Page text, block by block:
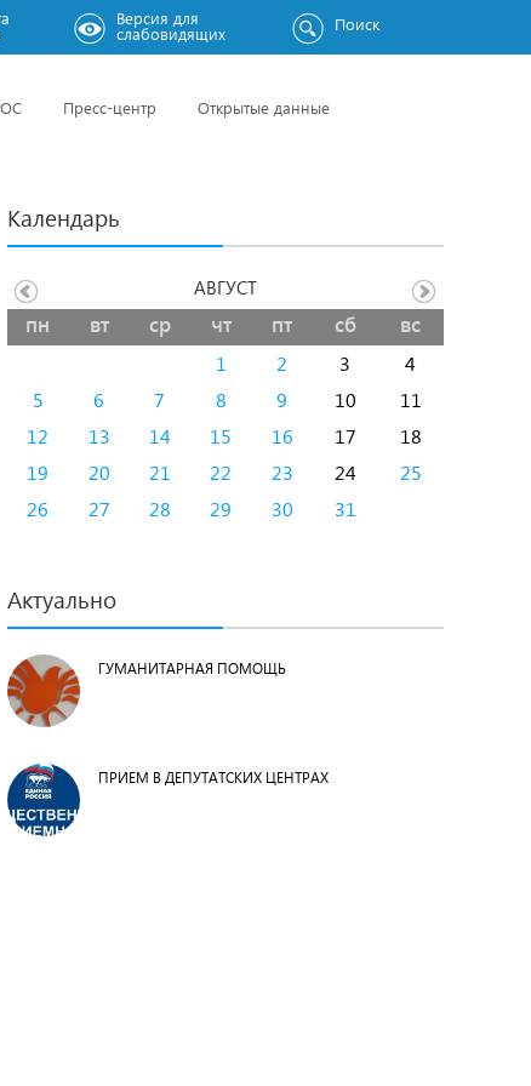
Версия для
слабовидящих Поиск
Пресс-центр Открытые данные
Календарь
пн вт ср чт пт сб вс
1 2 3
4
5
6 7 8 9 10
11
12
13 14 15 16 17
18
19
20 21 22 23 24
25
26
27 28 29 30 31
АВГУСТ
Актуально
ГУМАНИТАРНАЯ ПОМОЩЬ
ПРИЕМ В ДЕПУТАТСКИХ ЦЕНТРАХ